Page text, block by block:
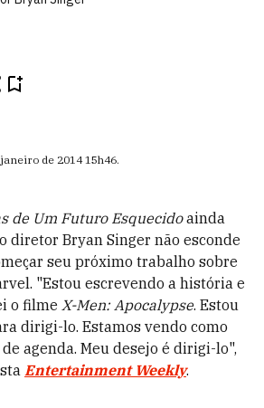
de 2014 15h46.
de Um Futuro Esquecidoainda
diretor Bryan Singer não esconde
seu próximo trabalho sobre
"Estou escrevendo a história e
o filme X-Men: Apocalypse. Estou
dirigi-lo. Estamos vendo como
agenda. Meu desejo é dirigi-lo",
Entertainment Weekly.